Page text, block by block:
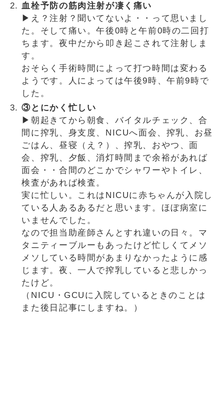
血栓予防の筋肉注射が凄く痛い
▶え？注射？聞いてないよ・・って思いまし
た。そして痛い。午後0時と午前0時の二回打
ちます。夜中だから叩き起こされて注射しま
す。
おそらく手術時間によって打つ時間は変わる
ようです。人によっては午後9時、午前9時で
した。
③とにかく忙しい
▶朝起きてから朝食、バイタルチェック、合
間に搾乳、身支度、NICUへ面会、搾乳、お昼
ごはん、昼寝（え？）、搾乳、おやつ、面
会、搾乳、夕飯、消灯時間まで余裕があれば
面会・・合間のどこかでシャワーやトイレ、
検査があれば検査。
実に忙しい。これはNICUに赤ちゃんが入院し
ている人あるあるだと思います。ほぼ病室に
いませんでした。
なので担当助産師さんとすれ違いの日々。マ
タニティーブルーもあったけど忙しくてメソ
メソしている時間があまりなかったように感
じます。夜、一人で搾乳していると悲しかっ
たけど。
（NICU・GCUに入院しているときのことは
また後日記事にしますね。）